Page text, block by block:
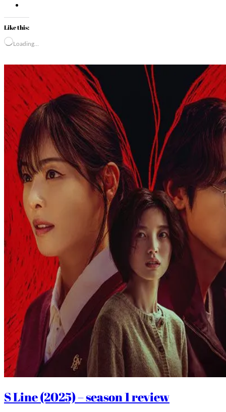
Like this:
Loading…
S Line (2025) – season 1 review